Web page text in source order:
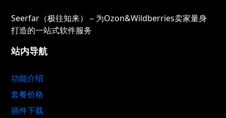
Seerfar（极往知来） – 为Ozon&Wildberries卖家量身
打造的一站式软件服务
站内导航
功能介绍
套餐价格
插件下载